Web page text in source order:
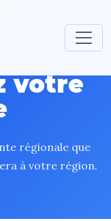
votre
régionale que
à votre région.